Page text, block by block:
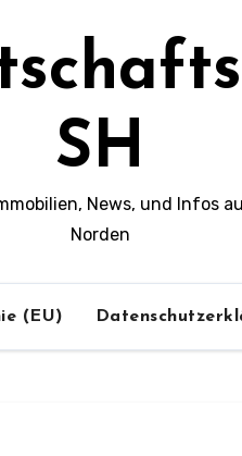
SH
News, und Infos
Norden
(EU)